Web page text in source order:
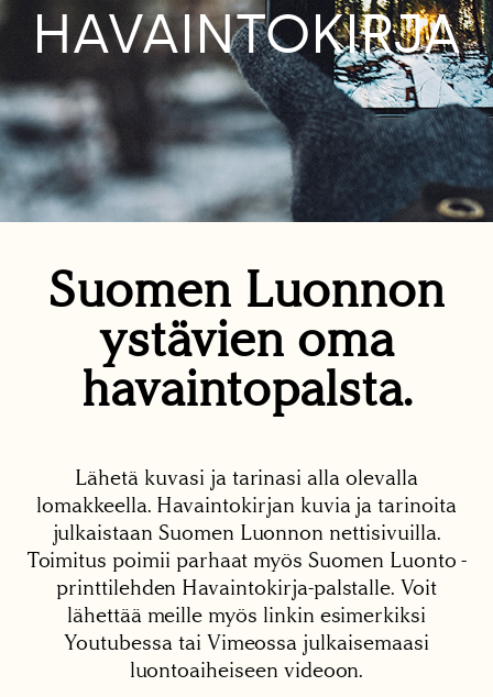
HAVAINTOKIRJA
Suomen Luonnon
ystävien oma
havaintopalsta.
Lähetä kuvasi ja tarinasi alla olevalla
lomakkeella. Havaintokirjan kuvia ja tarinoita
julkaistaan Suomen Luonnon nettisivuilla.
Toimitus poimii parhaat myös Suomen Luonto -
printtilehden Havaintokirja-palstalle. Voit
lähettää meille myös linkin esimerkiksi
Youtubessa tai Vimeossa julkaisemaasi
luontoaiheiseen videoon.